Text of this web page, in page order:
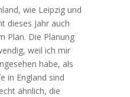
wie Leipzig und
dieses Jahr auch
Plan. Die Planung
weil ich mir
habe, als
in England sind
ähnlich, die